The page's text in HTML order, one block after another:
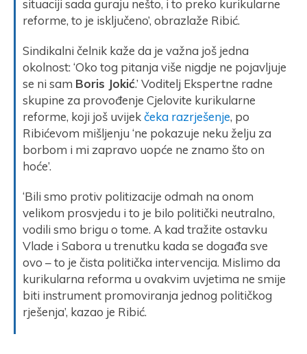
situaciji sada guraju nešto, i to preko kurikularne
reforme, to je isključeno’, obrazlaže Ribić.
Sindikalni čelnik kaže da je važna još jedna
okolnost: ‘Oko tog pitanja više nigdje ne pojavljuje
se ni sam Boris Jokić.’ Voditelj Ekspertne radne
skupine za provođenje Cjelovite kurikularne
reforme, koji još uvijekčeka razrješenje, po
Ribićevom mišljenju ‘ne pokazuje neku želju za
borbom i mi zapravo uopće ne znamo što on
hoće’.
‘Bili smo protiv politizacije odmah na onom
velikom prosvjedu i to je bilo politički neutralno,
vodili smo brigu o tome. A kad tražite ostavku
Vlade i Sabora u trenutku kada se događa sve
ovo – to je čista politička intervencija. Mislimo da
kurikularna reforma u ovakvim uvjetima ne smije
biti instrument promoviranja jednog političkog
rješenja’, kazao je Ribić.